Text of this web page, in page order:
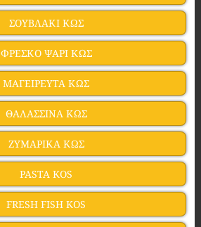
ΣΟΥΒΛΑΚΙ ΚΩΣ
ΦΡΕΣΚΟ ΨΑΡΙ ΚΩΣ
ΜΑΓΕΙΡΕΥΤΑ ΚΩΣ
ΘΑΛΑΣΣΙΝΑ ΚΩΣ
ΖΥΜΑΡΙΚΑ ΚΩΣ
PASTA KOS
FRESH FISH KOS